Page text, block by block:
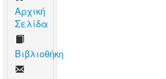
Aρχική
Σελίδα
Βιβλιοθήκη